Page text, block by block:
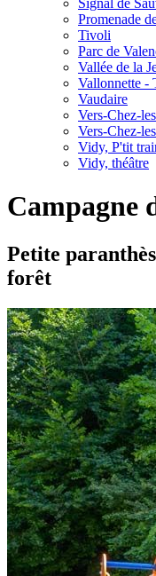
Promenade
Tivoli
Parc de
Vallée de la
Vallonnette -
Vaudaire
Vers-Chez-
Vers-Chez-
Vidy, P'tit
Vidy, théâtre
Campagne
Petite
forêt